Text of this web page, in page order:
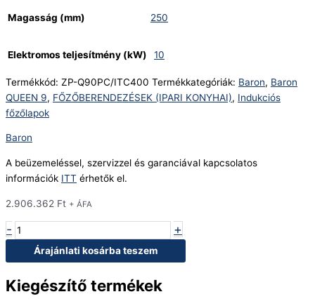
Magasság (mm) 250
Elektromos teljesítmény (kW) 10
Termékkód: ZP-Q90PC/ITC400 Termékkategóriák: Baron, Baron
QUEEN 9, FŐZŐBERENDEZÉSEK (IPARI KONYHAI), Indukciós
főzőlapok
Baron
A beüzemeléssel, szervizzel és garanciával kapcsolatos
információk ITT érhetők el.
2.906.362 Ft + ÁFA
- +
Árajánlati kosárba teszem
Kiegészítő termékek